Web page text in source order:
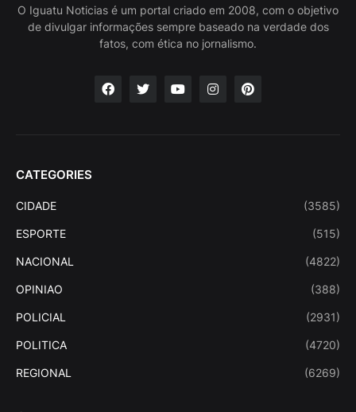
O Iguatu Noticias é um portal criado em 2008, com o objetivo
de divulgar informações sempre baseado na verdade dos
fatos, com ética no jornalismo.
CATEGORIES
CIDADE (3585)
ESPORTE (515)
NACIONAL (4822)
OPINIAO (388)
POLICIAL (2931)
POLITICA (4720)
REGIONAL (6269)